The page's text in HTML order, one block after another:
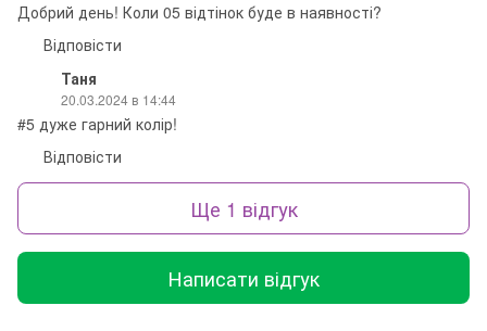
Добрий день! Коли 05 відтінок буде в наявності?
Відповісти
Таня
20.03.2024 в 14:44
#5 дуже гарний колір!
Відповісти
Ще 1 відгук
Написати відгук